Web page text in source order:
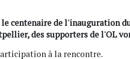
centenaire de l'inauguration
des supporters de l'OL
à la rencontre.